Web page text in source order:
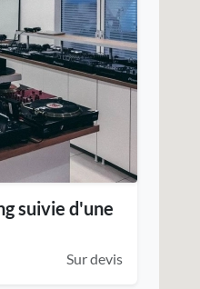
suivie d'une
Sur devis